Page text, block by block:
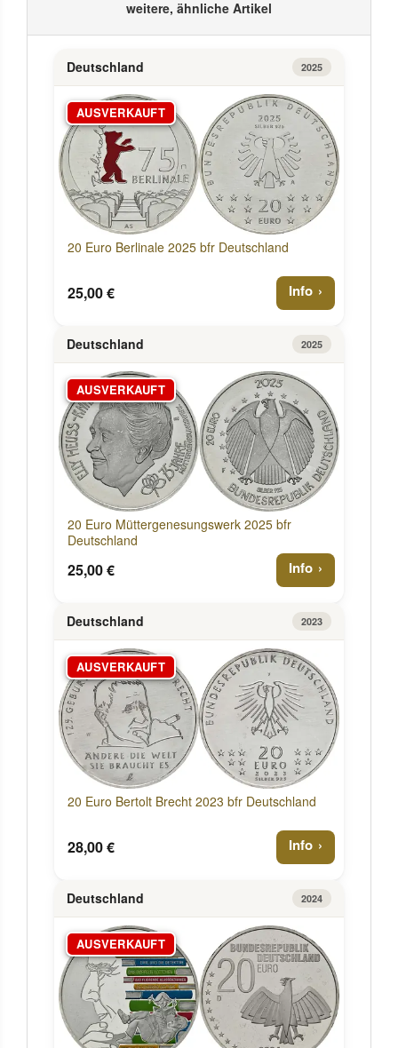
weitere, ähnliche Artikel
Deutschland 2025
AUSVERKAUFT
20 Euro Berlinale 2025 bfr Deutschland
25,00 € Info
Deutschland 2025
AUSVERKAUFT
20 Euro Müttergenesungswerk 2025 bfr
Deutschland
25,00 € Info
Deutschland 2023
AUSVERKAUFT
20 Euro Bertolt Brecht 2023 bfr Deutschland
28,00 € Info
Deutschland 2024
AUSVERKAUFT